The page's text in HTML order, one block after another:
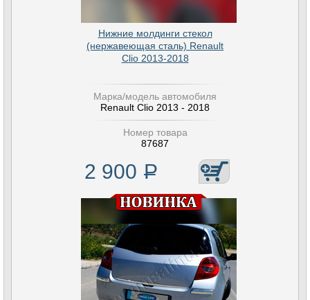
Нижние молдинги стекол
(нержавеющая сталь) Renault
Clio 2013-2018
Марка/модель автомобиля
Renault Clio 2013 - 2018
Номер товара
87687
2 900 Р